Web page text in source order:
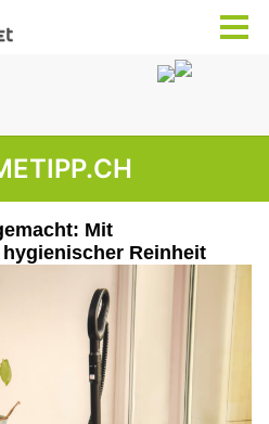
Mit
Reinheit